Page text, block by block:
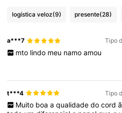
logística veloz(9) presente(28)
a***7 Tipo
mto lindo meu namo amou
t***4 Tipo
Muito boa a qualidade do cord ã